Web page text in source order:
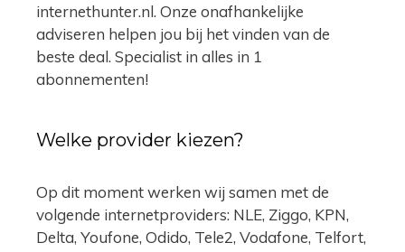
internethunter.nl. Onze onafhankelijke
adviseren helpen jou bij het vinden van de
beste deal. Specialist in alles in 1
abonnementen!
Welke provider kiezen?
Op dit moment werken wij samen met de
volgende internetproviders: NLE, Ziggo, KPN,
Delta, Youfone, Odido, Tele2, Vodafone, Telfort,